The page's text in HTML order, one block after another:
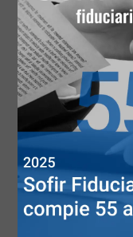
APPROFONDISCI